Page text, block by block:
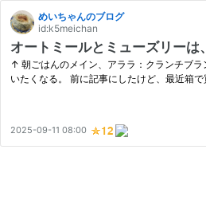
めいちゃんのブログ
id:k5meichan
オートミールとミューズリーは
↑ 朝ごはんのメイン、アララ：クランチブ
いたくなる。 前に記事にしたけど、最近箱
2025-09-11 08:00